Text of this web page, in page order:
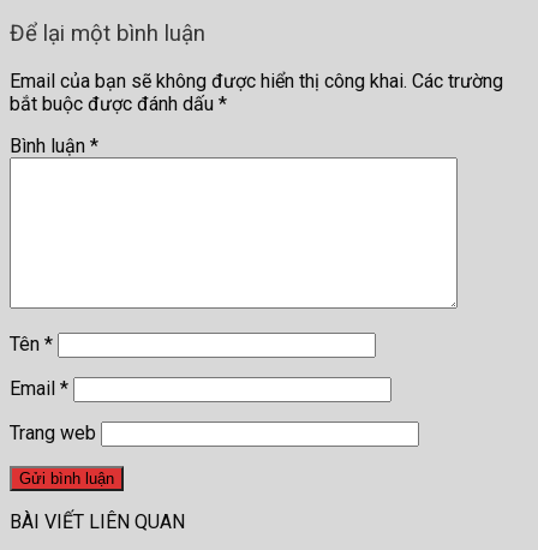
Để lại một bình luận
Email của bạn sẽ không được hiển thị công khai. Các trường
bắt buộc được đánh dấu *
Bình luận *
Tên *
Email *
Trang web
BÀI VIẾT LIÊN QUAN